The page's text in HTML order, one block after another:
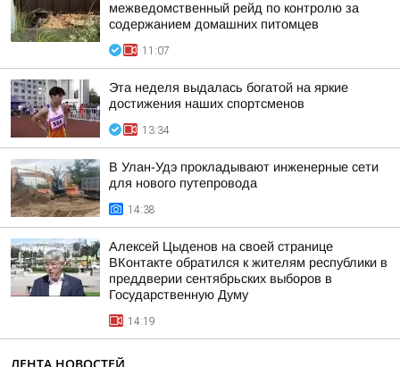
межведомственный рейд по контролю за
содержанием домашних питомцев
11:07
Эта неделя выдалась богатой на яркие
достижения наших спортсменов
13:34
В Улан-Удэ прокладывают инженерные сети
для нового путепровода
14:38
Алексей Цыденов на своей странице
ВКонтакте обратился к жителям республики в
преддверии сентябрьских выборов в
Государственную Думу
14:19